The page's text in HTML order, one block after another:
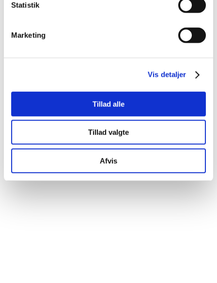
Statistik
Marketing
Vis detaljer
Tillad alle
Tillad valgte
Afvis